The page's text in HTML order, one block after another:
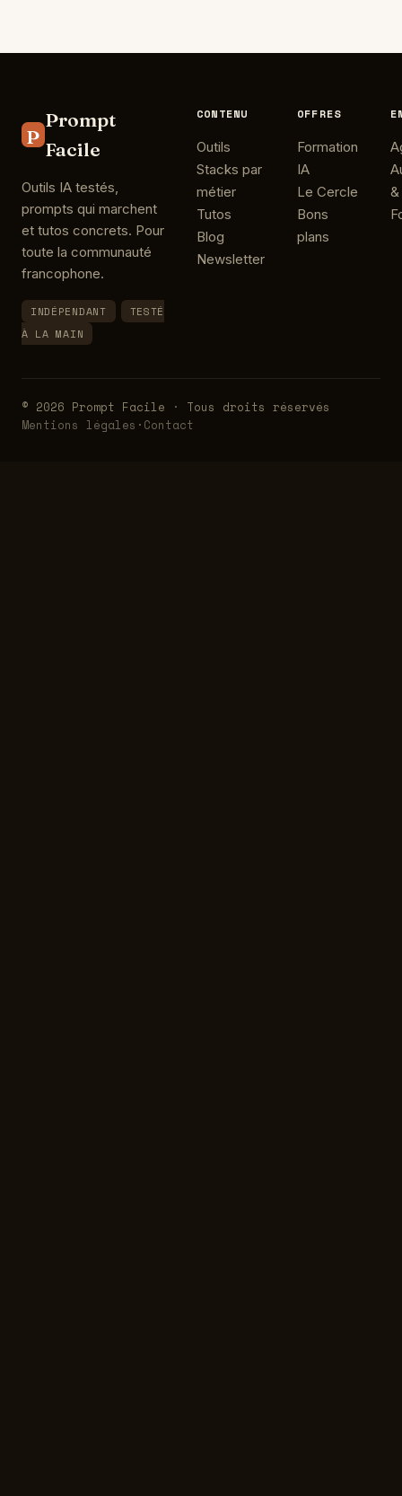
P
Prompt
Facile
Outils IA testés,
prompts qui marchent
et tutos concrets. Pour
toute la communauté
francophone.
INDÉPENDANT
TESTÉ
À LA MAIN
CONTENU
Outils
Stacks par
métier
Tutos
Blog
Newsletter
OFFRES
Formation
IA
Le Cercle
Bons
plans
© 2026 Prompt Facile · Tous droits réservés
Mentions légales · Contact